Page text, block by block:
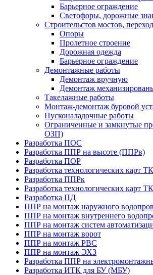
Барьерное ограждение
Светофоры, дорожные
Строительстов мостов,
Опоры
Пролетное строение
Дорожная одежда
Барьерное ограждение
Демонтажные работы
Демонтаж вручную
Демонтаж
Такелажные работы
Монтаж-демонтаж буровой
Пусконаладочные работы
Ограниченные и замкнутые
ОЗП)
Разработка ПОС
Разработка ППР на высоте (ППРв)
Разработка ПОР
Разработка технологических карт
Разработка ППРк
Разработка технологических карт
Разработка ПД
ППР на монтаж наружного
ППР на монтаж внутреннего
ППР на монтаж систем
ППР на монтаж ворот
ППР на монтаж РВС
ППР на монтаж ЭХЗ
Разработка ППР на
Разработка ИТК для БУ (МБУ)